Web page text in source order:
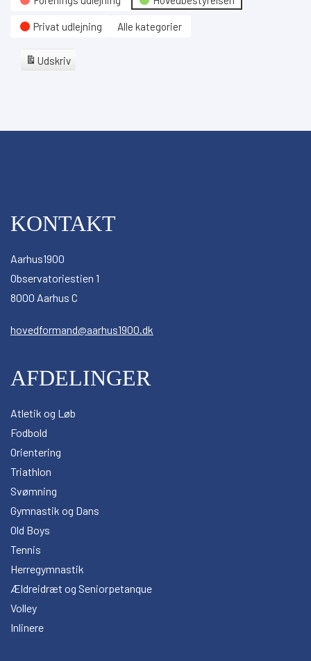
Privat udlejning Alle kategorier
iCal
Udskriv
View
KONTAKT
Aarhus1900
Observatoriestien 1
8000 Aarhus C
hovedformand@aarhus1900.dk
AFDELINGER
Atletik og Løb
Fodbold
Orientering
Triathlon
Svømning
Gymnastik og Dans
Old Boys
Tennis
Herregymnastik
Ældreidræt og Seniorpetanque
Volley
Inlinere